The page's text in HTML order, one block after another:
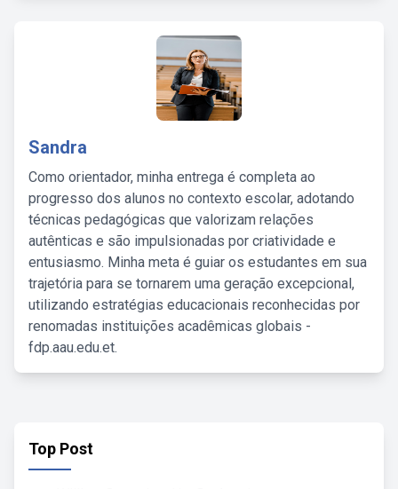
Sandra
Como orientador, minha entrega é completa ao
progresso dos alunos no contexto escolar, adotando
técnicas pedagógicas que valorizam relações
autênticas e são impulsionadas por criatividade e
entusiasmo. Minha meta é guiar os estudantes em sua
trajetória para se tornarem uma geração excepcional,
utilizando estratégias educacionais reconhecidas por
renomadas instituições acadêmicas globais -
fdp.aau.edu.et.
Top Post